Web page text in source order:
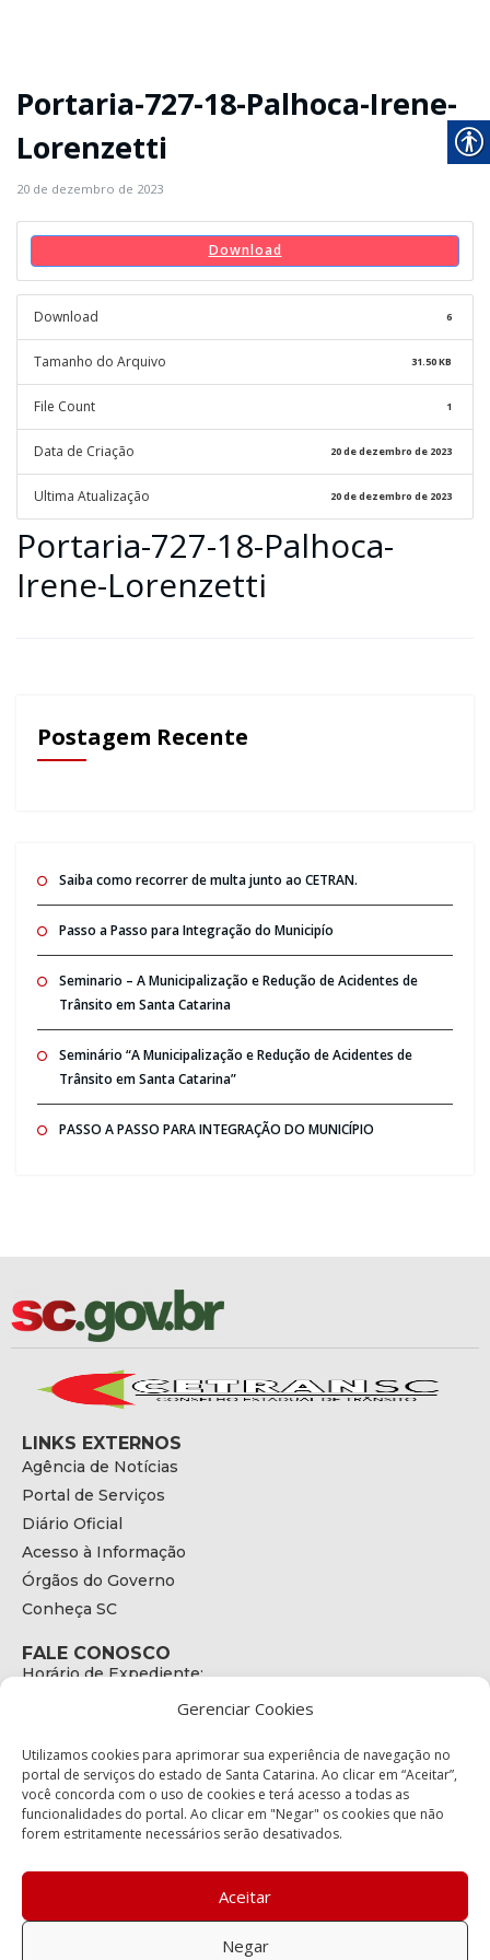
Gerenciar Cookies
Utilizamos cookies para aprimorar sua experiência de navegação no
portal de serviços do estado de Santa Catarina. Ao clicar em “Aceitar”,
você concorda com o uso de cookies e terá acesso a todas as
funcionalidades do portal. Ao clicar em "Negar" os cookies que não
forem estritamente necessários serão desativados.
Aceitar
Negar
Portaria-727-18-Palhoca-Irene-
Lorenzetti
20 de dezembro de 2023
Download
Download 6
Tamanho do Arquivo 31.50 KB
File Count 1
Data de Criação 20 de dezembro de 2023
Ultima Atualização 20 de dezembro de 2023
Portaria-727-18-Palhoca-
Irene-Lorenzetti
Postagem Recente
Saiba como recorrer de multa junto ao CETRAN.
Passo a Passo para Integração do Municipío
Seminario – A Municipalização e Redução de Acidentes de
Trânsito em Santa Catarina
Seminário “A Municipalização e Redução de Acidentes de
Trânsito em Santa Catarina”
PASSO A PASSO PARA INTEGRAÇÃO DO MUNICÍPIO
LINKS EXTERNOS
Agência de Notícias
Portal de Serviços
Diário Oficial
Acesso à Informação
Órgãos do Governo
Conheça SC
FALE CONOSCO
Horário de Expediente:
E-mail:
secretariaexecutiva@cetran.sc.gov.br
ENDEREÇO
Endereço:
Bairro:
Coqueiros, Florianópolis SC
88.080-160